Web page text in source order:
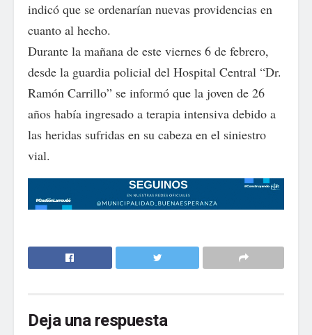
indicó que se ordenarían nuevas providencias en
cuanto al hecho.
Durante la mañana de este viernes 6 de febrero,
desde la guardia policial del Hospital Central “Dr.
Ramón Carrillo” se informó que la joven de 26
años había ingresado a terapia intensiva debido a
las heridas sufridas en su cabeza en el siniestro
vial.
Deja una respuesta